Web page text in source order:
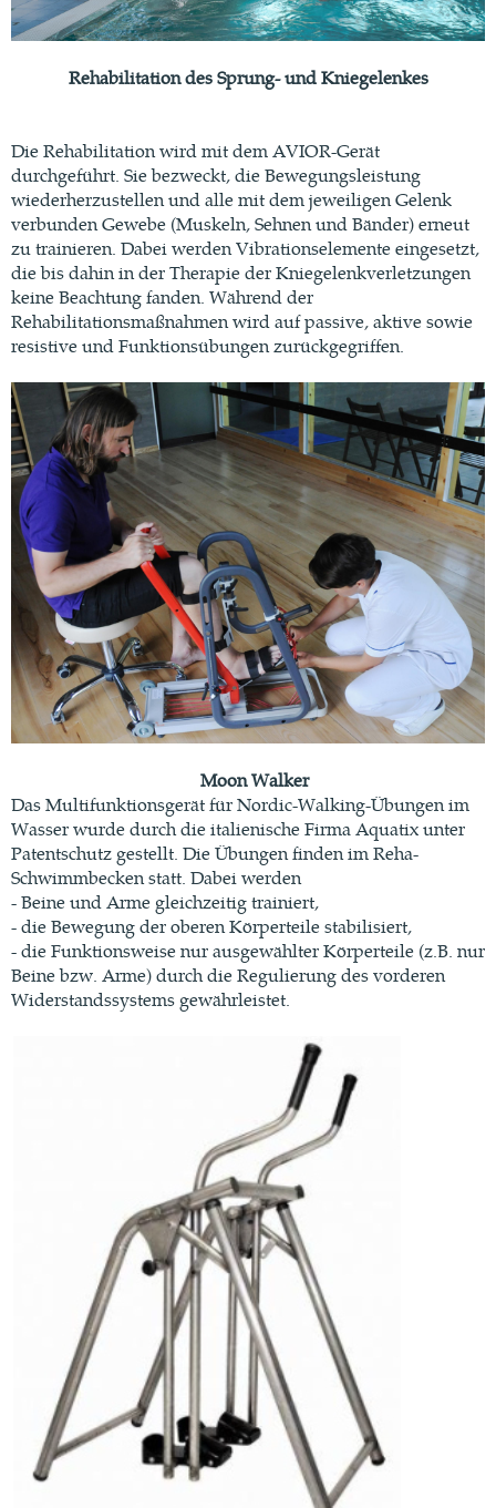
Rehabilitation des Sprung- und Kniegelenkes
Die Rehabilitation wird mit dem AVIOR-Gerät
durchgeführt. Sie bezweckt, die Bewegungsleistung
wiederherzustellen und alle mit dem jeweiligen Gelenk
verbunden Gewebe (Muskeln, Sehnen und Bänder) erneut
zu trainieren. Dabei werden Vibrationselemente eingesetzt,
die bis dahin in der Therapie der Kniegelenkverletzungen
keine Beachtung fanden. Während der
Rehabilitationsmaßnahmen wird auf passive, aktive sowie
resistive und Funktionsübungen zurückgegriffen.
Moon Walker
Das Multifunktionsgerät für Nordic-Walking-Übungen im
Wasser wurde durch die italienische Firma Aquatix unter
Patentschutz gestellt. Die Übungen finden im Reha-
Schwimmbecken statt. Dabei werden
- Beine und Arme gleichzeitig trainiert,
- die Bewegung der oberen Körperteile stabilisiert,
- die Funktionsweise nur ausgewählter Körperteile (z.B. nur
Beine bzw. Arme) durch die Regulierung des vorderen
Widerstandssystems gewährleistet.